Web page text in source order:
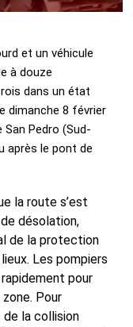
et un véhicule
à douze
dans un état
dimanche 8 février
San Pedro (Sud-
après le pont de
la route s’est
désolation,
de la protection
Les pompiers
pour
Pour
de la collision